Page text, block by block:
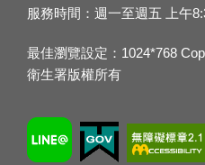
服務時間：週一至週五 上午
最佳瀏覽設定：1024*768
衛生署版權所有